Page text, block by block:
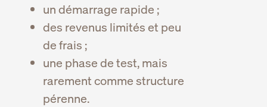
un démarrage rapide ;
des revenus limités et peu
de frais ;
une phase de test, mais
rarement comme structure
pérenne.